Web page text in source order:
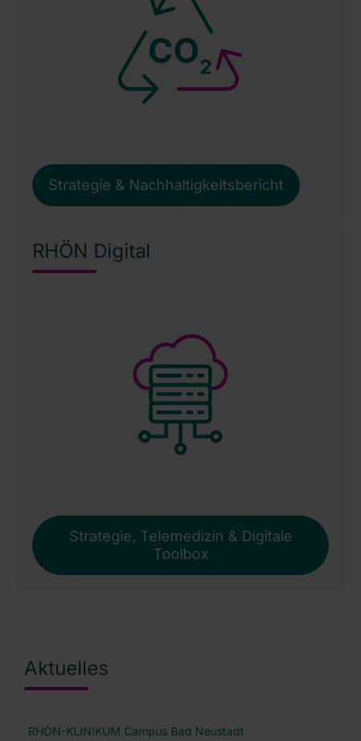
Strategie & Nachhaltigkeitsbericht
RHÖN Digital
Strategie, Telemedizin & Digitale
Toolbox
Aktuelles
RHÖN-KLINIKUM Campus Bad Neustadt